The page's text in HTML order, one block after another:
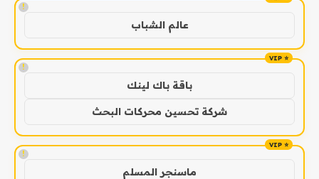
!
عالم الشباب
!
باقة باك لينك
شركة تحسين محركات البحث
!
ماسنجر المسلم